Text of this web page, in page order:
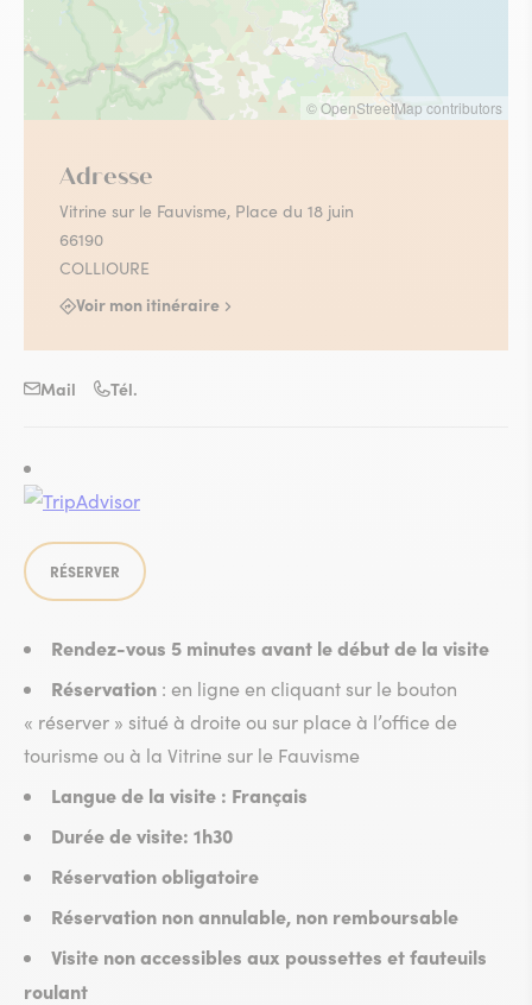
Rendez-vous 5 minutes avant le début de la visite
Réservation : en ligne en cliquant sur le bouton
« réserver » situé à droite ou sur place à l’office de
tourisme ou à la Vitrine sur le Fauvisme
Langue de la visite : Français
Durée de visite: 1h30
Réservation obligatoire
Réservation non annulable, non remboursable
Visite non accessibles aux poussettes et fauteuils
roulant
© OpenStreetMap contributors
Adresse
Vitrine sur le Fauvisme, Place du 18 juin
66190
COLLIOURE
Voir mon itinéraire
Mail Tél.
RÉSERVER